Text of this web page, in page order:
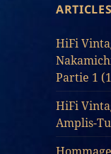
HiFi
Partie 1
HiFi
Amplis-